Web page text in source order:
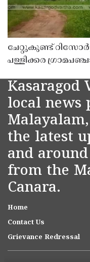
ചേറ്റുകുണ്ട്
പള്ളിക്കര
Kasaragod
local news
the latest
and
from the
Canara.
Home
Contact Us
Grievance Redressal